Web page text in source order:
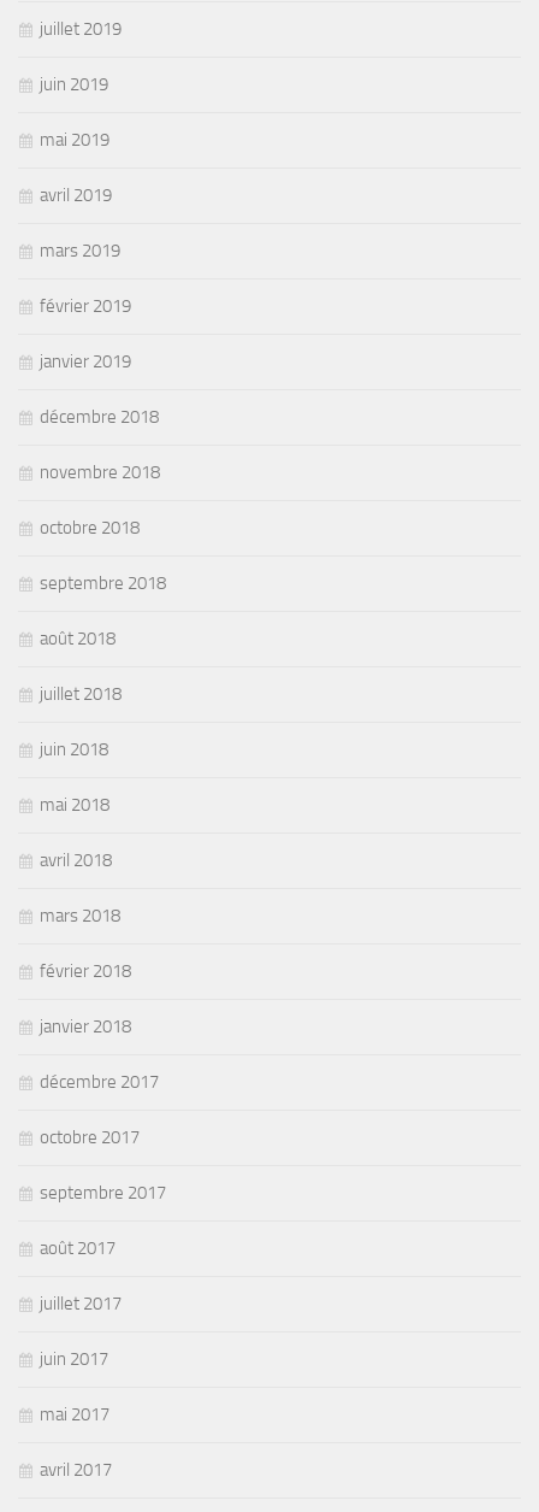
juillet 2019
juin 2019
mai 2019
avril 2019
mars 2019
février 2019
janvier 2019
décembre 2018
novembre 2018
octobre 2018
septembre 2018
août 2018
juillet 2018
juin 2018
mai 2018
avril 2018
mars 2018
février 2018
janvier 2018
décembre 2017
octobre 2017
septembre 2017
août 2017
juillet 2017
juin 2017
mai 2017
avril 2017